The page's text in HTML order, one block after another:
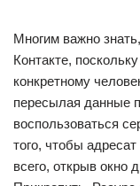
Многим важно
Контакте,
конкретному
пересылая данные
воспользоваться
того, чтобы
всего, открыв окно